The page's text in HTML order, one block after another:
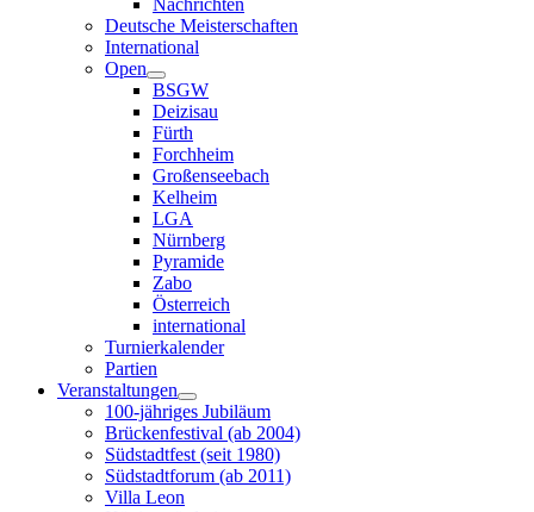
Nachrichten
Deutsche Meisterschaften
International
Open
BSGW
Deizisau
Fürth
Forchheim
Großenseebach
Kelheim
LGA
Nürnberg
Pyramide
Zabo
Österreich
international
Turnierkalender
Partien
Veranstaltungen
100-jähriges Jubiläum
Brückenfestival (ab 2004)
Südstadtfest (seit 1980)
Südstadtforum (ab 2011)
Villa Leon